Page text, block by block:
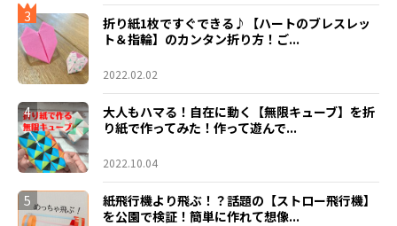
3
折り紙1枚ですぐできる♪【ハートのブレスレッ
ト＆指輪】のカンタン折り方！ご...
2022.02.02
4
大人もハマる！自在に動く【無限キューブ】を折
り紙で作ってみた！作って遊んで...
2022.10.04
5
紙飛行機より飛ぶ！？話題の【ストロー飛行機】
を公園で検証！簡単に作れて想像...